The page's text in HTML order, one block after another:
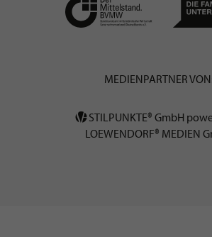
MEDIENPARTNER
STILPUNKTE® GmbH
LOEWENDORF® MEDIEN